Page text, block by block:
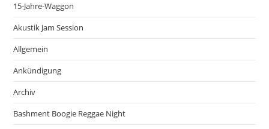
15-Jahre-Waggon
Akustik Jam Session
Allgemein
Ankündigung
Archiv
Bashment Boogie Reggae Night